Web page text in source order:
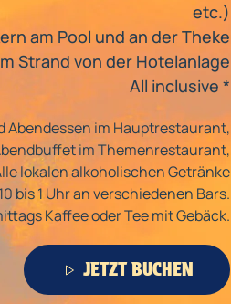
etc.)
am Pool und an der Theke
Strand von der Hotelanlage
All inclusive *
im Hauptrestaurant,
im Themenrestaurant,
lokalen alkoholischen Getränke
bis 1 Uhr an verschiedenen Bars.
Kaffee oder Tee mit Gebäck.
JETZT BUCHEN